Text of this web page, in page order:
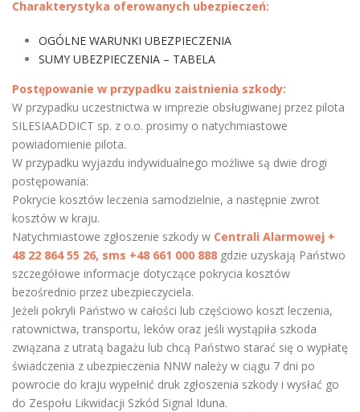
Charakterystyka oferowanych ubezpieczeń:
OGÓLNE WARUNKI UBEZPIECZENIA
SUMY UBEZPIECZENIA – TABELA
Postępowanie w przypadku zaistnienia szkody:
W przypadku uczestnictwa w imprezie obsługiwanej przez pilota
SILESIAADDICT sp. z o.o. prosimy o natychmiastowe
powiadomienie pilota.
W przypadku wyjazdu indywidualnego możliwe są dwie drogi
postępowania:
Pokrycie kosztów leczenia samodzielnie, a następnie zwrot
kosztów w kraju.
Natychmiastowe zgłoszenie szkody w Centrali Alarmowej +
48 22 864 55 26, sms +48 661 000 888 gdzie uzyskają Państwo
szczegółowe informacje dotyczące pokrycia kosztów
bezośrednio przez ubezpieczyciela.
Jeżeli pokryli Państwo w całości lub częściowo koszt leczenia,
ratownictwa, transportu, leków oraz jeśli wystąpiła szkoda
związana z utratą bagażu lub chcą Państwo starać się o wypłatę
świadczenia z ubezpieczenia NNW należy w ciągu 7 dni po
powrocie do kraju wypełnić druk zgłoszenia szkody i wysłać go
do Zespołu Likwidacji Szkód Signal Iduna.